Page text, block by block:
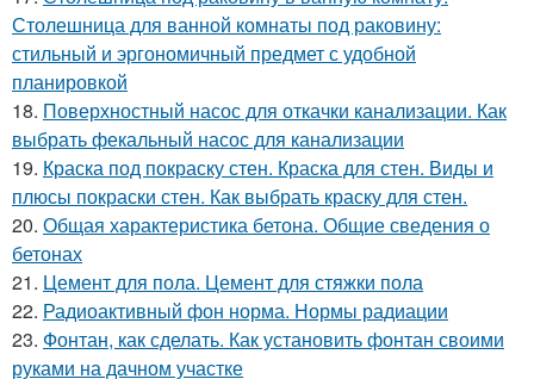
Столешница для ванной комнаты под раковину:
стильный и эргономичный предмет с удобной
планировкой
18. Поверхностный насос для откачки канализации. Как
выбрать фекальный насос для канализации
19. Краска под покраску стен. Краска для стен. Виды и
плюсы покраски стен. Как выбрать краску для стен.
20. Общая характеристика бетона. Общие сведения о
бетонах
21. Цемент для пола. Цемент для стяжки пола
22. Радиоактивный фон норма. Нормы радиации
23. Фонтан, как сделать. Как установить фонтан своими
руками на дачном участке